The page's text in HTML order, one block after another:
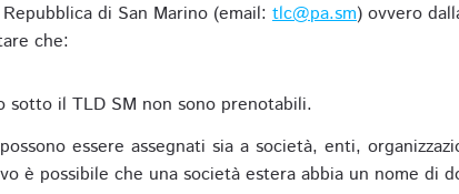
di San Marino (email: tlc@pa.sm) ovvero
che:
sotto il TLD SM non sono prenotabili.
essere assegnati sia a società, enti,
è possibile che una società estera abbia un nome di